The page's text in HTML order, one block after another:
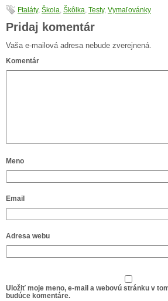
Ftaláty, Škola, Škôlka, Testy, Vymaľovánky
Pridaj komentár
Vaša e-mailová adresa nebude zverejnená.
Komentár
Meno
Email
Adresa webu
Uložiť moje meno, e-mail a webovú stránku v
budúce komentáre.